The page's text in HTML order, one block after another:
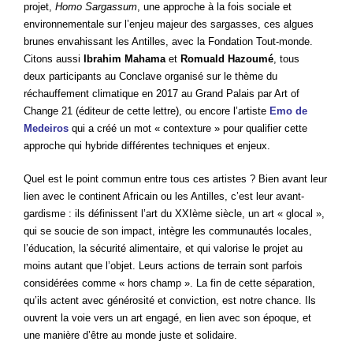
projet, Homo Sargassum, une approche à la fois sociale et
environnementale sur l’enjeu majeur des sargasses, ces algues
brunes envahissant les Antilles, avec la Fondation Tout-monde.
Citons aussi
Ibrahim Mahama et Romuald Hazoumé, tous
deux participants au Conclave organisé sur le thème du
réchauffement climatique en 2017 au Grand Palais par Art of
Change 21 (éditeur de cette lettre), ou encore l’artiste Emo de
Medeiros qui a créé un mot « contexture » pour qualifier cette
approche qui hybride différentes techniques et enjeux.
Quel est le point commun entre tous ces artistes ? Bien avant leur
lien avec le continent Africain ou les Antilles, c’est leur avant-
gardisme : ils définissent l’art du XXIème siècle, un art « glocal »,
qui se soucie de son impact, intègre les communautés locales,
l’éducation, la sécurité alimentaire, et qui valorise le projet au
moins autant que l’objet. Leurs actions de terrain sont parfois
considérées comme « hors champ ». La fin de cette séparation,
qu’ils actent avec générosité et conviction, est notre chance. Ils
ouvrent la voie vers un art engagé, en lien avec son époque, et
une manière d’être au monde juste et solidaire.